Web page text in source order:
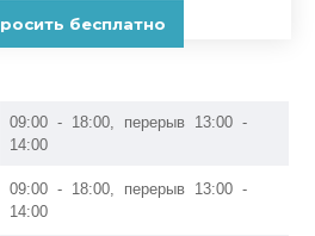
09:00 - 18:00, перерыв 13:00 -
14:00
09:00 - 18:00, перерыв 13:00 -
14:00